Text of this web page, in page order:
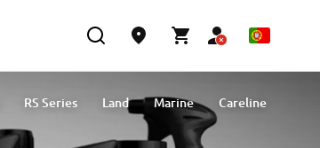
RS Series Land Marine Careline